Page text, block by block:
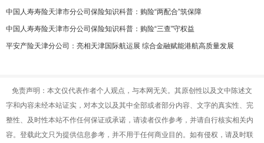
中国人寿寿险天津市分公司保险知识科普：购险“两配合”筑保障
中国人寿寿险天津市分公司保险知识科普：购险“三查”守权益
平安产险天津分公司：亮相天津国际航运展 综合金融赋能港航高质量发展
免责声明：本文仅代表作者个人观点，与本网无关。其原创性以及文中陈述文
字和内容未经本站证实，对本文以及其中全部或者部分内容、文字的真实性、完
整性、及时性本站不作任何保证或承诺，请读者仅作参考，并请自行核实相关内
容。登载此文只为提供信息参考，并不用于任何商业目的。如有侵权，请及时联